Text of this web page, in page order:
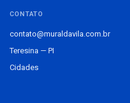
CONTATO
contato@muraldavila.com.br
Teresina — PI
Cidades